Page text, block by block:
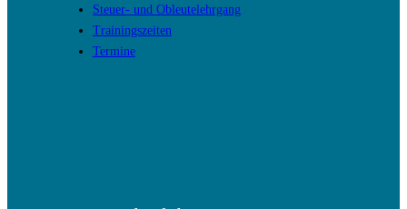
Steuer- und Obleutelehrgang
Trainingszeiten
Termine